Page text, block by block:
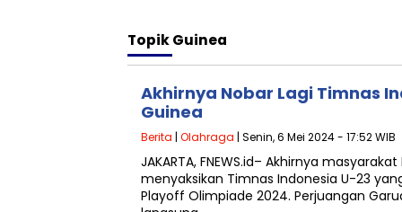
TopikGuinea
Akhirnya Nobar Lagi Timnas
Guinea
Berita | Olahraga | Senin, 6 Mei 2024 - 17:52 WIB
JAKARTA, FNEWS.id– Akhirnya
menyaksikan Timnas Indonesia U-23
Playoff Olimpiade 2024. Perjuangan